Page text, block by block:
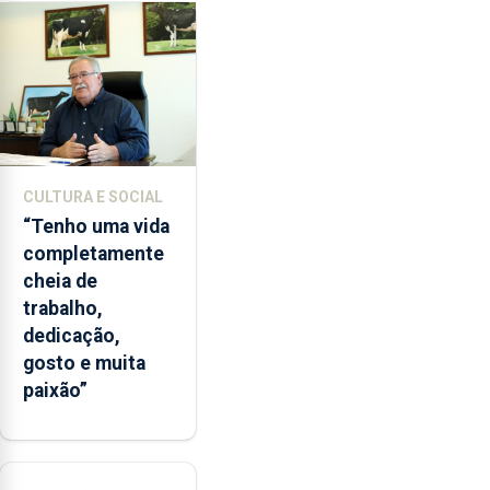
violação,
mas
Tribunal
da
Relação
Lisboa
concluiu
que
o
crime
sexual
já
não
ser
CULTURA E SOCIAL
“Tenho uma vida
completamente
cheia de
trabalho,
dedicação,
gosto e muita
paixão”